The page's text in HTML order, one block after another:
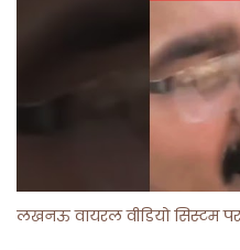
लखनऊ वायरल वीडियो सिस्टम